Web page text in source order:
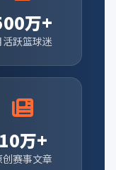
万+
活跃篮球迷
10万+
创赛事文章